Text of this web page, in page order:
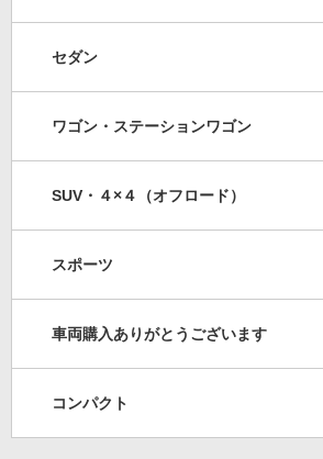
セダン
ワゴン・ステーションワゴン
SUV・４×４（オフロード）
スポーツ
車両購入ありがとうございます
コンパクト